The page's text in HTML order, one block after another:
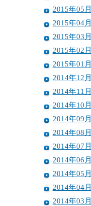
2015年05月
2015年04月
2015年03月
2015年02月
2015年01月
2014年12月
2014年11月
2014年10月
2014年09月
2014年08月
2014年07月
2014年06月
2014年05月
2014年04月
2014年03月